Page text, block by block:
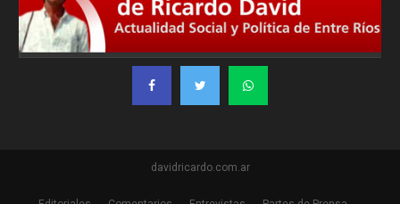
davidricardo.com.ar